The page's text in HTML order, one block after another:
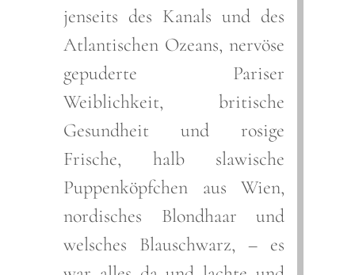
jenseits des Kanals und des
Atlantischen Ozeans, nervöse
gepuderte Pariser
Weiblichkeit, britische
Gesundheit und rosige
Frische, halb slawische
Puppenköpfchen aus Wien,
nordisches Blondhaar und
welsches Blauschwarz, – es